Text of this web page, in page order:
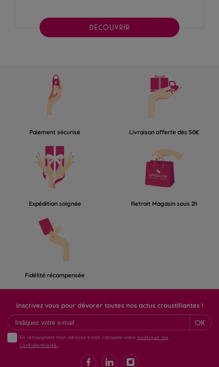
DÉCOUVRIR
Paiement sécurisé Livraison offerte dès 50€
Expédition soignée Retrait Magasin sous 2h
Fidélité récompensée
Inscrivez vous pour dévorer toutes nos actus croustillantes !
OK
En renseignant mon adresse email, j'accepte votre politique de
confidentialité.